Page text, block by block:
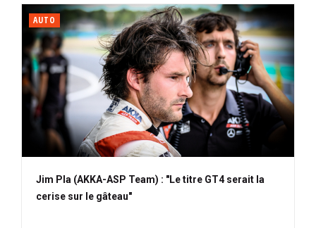
AUTO
Jim Pla (AKKA-ASP Team) : "Le titre GT4 serait la
cerise sur le gâteau"